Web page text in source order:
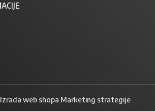
Izrada web shopa Marketing strategije